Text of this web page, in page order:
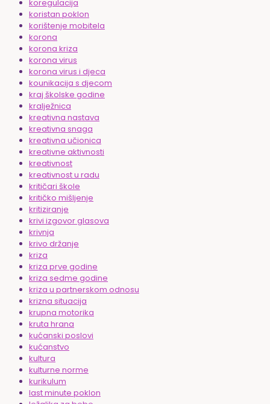
koregulacija
koristan poklon
korištenje mobitela
korona
korona kriza
korona virus
korona virus i djeca
kounikacija s djecom
kraj školske godine
kralježnica
kreativna nastava
kreativna snaga
kreativna učionica
kreativne aktivnosti
kreativnost
kreativnost u radu
kritičari škole
kritičko mišljenje
kritiziranje
krivi izgovor glasova
krivnja
krivo držanje
kriza
kriza prve godine
kriza sedme godine
kriza u partnerskom odnosu
krizna situacija
krupna motorika
kruta hrana
kućanski poslovi
kućanstvo
kultura
kulturne norme
kurikulum
last minute poklon